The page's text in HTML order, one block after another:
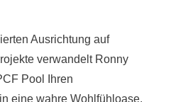
Ausrichtung auf
verwandelt Ronny
Pool Ihren
eine wahre Wohlfühloase.